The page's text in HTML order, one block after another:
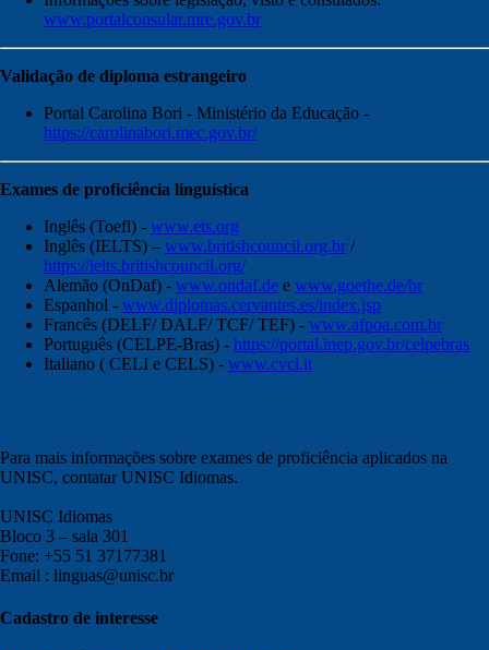
www.portalconsular.mre.gov.br
Validação de diploma estrangeiro
Portal Carolina Bori - Ministério da Educação -
https://carolinabori.mec.gov.br/
Exames de proficiência linguística
Inglês (Toefl) - www.ets.org
Inglês (IELTS) – www.britishcouncil.org.br /
https://ielts.britishcouncil.org/
Alemão (OnDaf) - www.ondaf.de e www.goethe.de/br
Espanhol - www.diplomas.cervantes.es/index.jsp
Francês (DELF/ DALF/ TCF/ TEF) - www.afpoa.com.br
Português (CELPE-Bras) - https://portal.inep.gov.br/celpebras
Italiano ( CELI e CELS) - www.cvcl.it
Para mais informações sobre exames de proficiência aplicados na
UNISC, contatar UNISC Idiomas.
UNISC Idiomas
Bloco 3 – sala 301
Fone: +55 51 37177381
Email : linguas@unisc.br
Cadastro de interesse